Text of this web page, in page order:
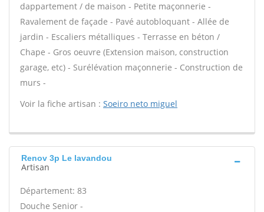
dappartement / de maison - Petite maçonnerie -
Ravalement de façade - Pavé autobloquant - Allée de
jardin - Escaliers métalliques - Terrasse en béton /
Chape - Gros oeuvre (Extension maison, construction
garage, etc) - Surélévation maçonnerie - Construction de
murs -
Voir la fiche artisan : Soeiro neto miguel
Renov 3p Le lavandou
Artisan
Département: 83
Douche Senior -